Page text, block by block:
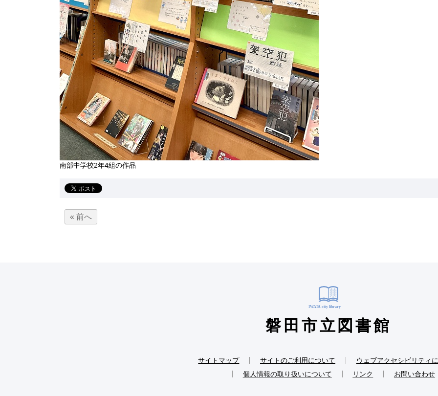
南部中学校2年4組の作品
« 前へ
磐田市立図書館
サイトマップ サイトのご利用について
ウェブアクセシビリティ
個人情報の取り扱いについて
リンク お問い合わせ